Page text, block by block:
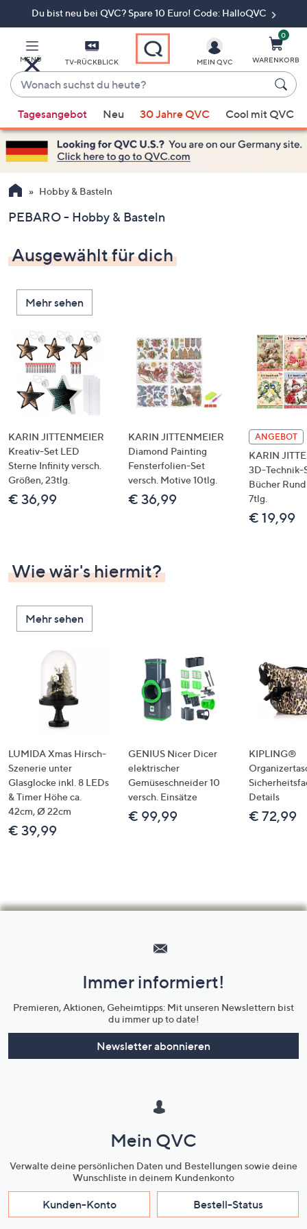
Du bist neu bei QVC? Spare 10 Euro! Code: HalloQVC
MENÜ TV-RÜCKBLICK
Wonach
suchst
du
heute?
Vorschläge
verfügbar
sind,
verwenden
Sie
Pfeiltasten
oben
und
nach
unten
oder
wischen
Sie
Touch-
Geräten
links
bzw.
rechts,
um
diese
MEIN QVC
0
WARENKORB
Tagesangebot Neu 30 Jahre QVC Cool mit QVC
Hobby & Basteln
PEBARO - Hobby & Basteln
Ausgewählt für dich
Mehr sehen
KARIN JITTENMEIER
Kreativ-Set LED
Sterne Infinity versch.
Größen, 23tlg.
€ 36,99
KARIN JITTENMEIER
Diamond Painting
Fensterfolien-Set
versch. Motive 10tlg.
€ 36,99
ANGEBOT
KARIN
3D-Technik-
Bücher Rund
7tlg.
€ 19,99
Wie wär's hiermit?
Mehr sehen
LUMIDA Xmas Hirsch-
Szenerie unter
Glasglocke inkl. 8 LEDs
& Timer Höhe ca.
42cm, Ø 22cm
€ 39,99
GENIUS Nicer Dicer
elektrischer
Gemüseschneider 10
versch. Einsätze
€ 99,99
KIPLING®
Details
€ 72,99
Unternehmensinformationen
Immer informiert!
Premieren, Aktionen, Geheimtipps: Mit unseren Newslettern bist
du immer up to date!
Newsletter abonnieren
Mein QVC
Verwalte deine persönlichen Daten und Bestellungen sowie deine
Wunschliste in deinem Kundenkonto
Kunden-Konto Bestell-Status